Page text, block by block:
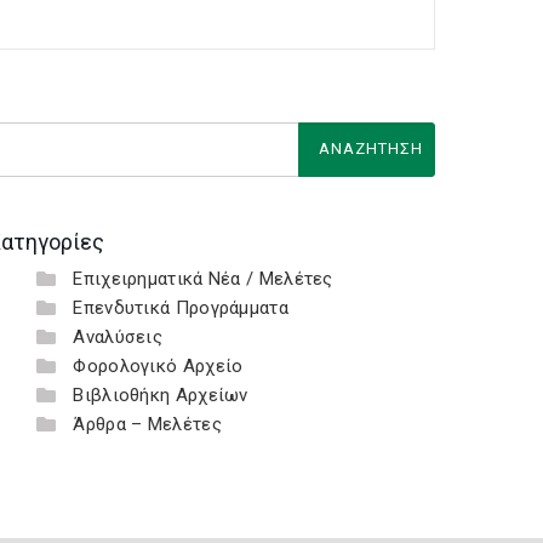
Επιχειρηματικά Νέα / Μελέτες
Επενδυτικά Προγράμματα
Αναλύσεις
Φορολογικό Αρχείο
Βιβλιοθήκη Αρχείων
Άρθρα – Μελέτες